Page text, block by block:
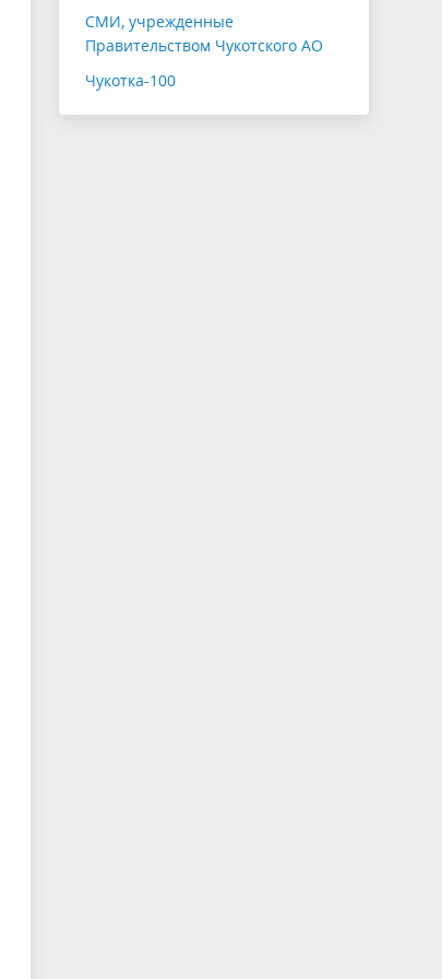
СМИ, учрежденные
Правительством Чукотского АО
Чукотка-100